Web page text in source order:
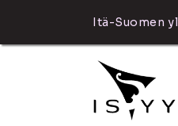
Itä-Suomen